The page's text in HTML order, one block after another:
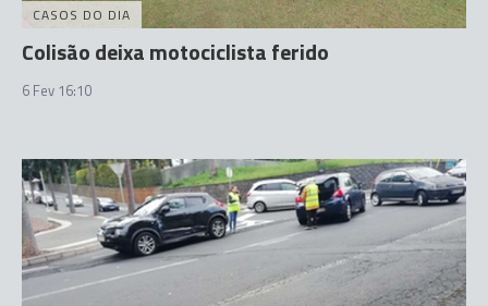
CASOS DO DIA
Colisão deixa motociclista ferido
6 Fev 16:10